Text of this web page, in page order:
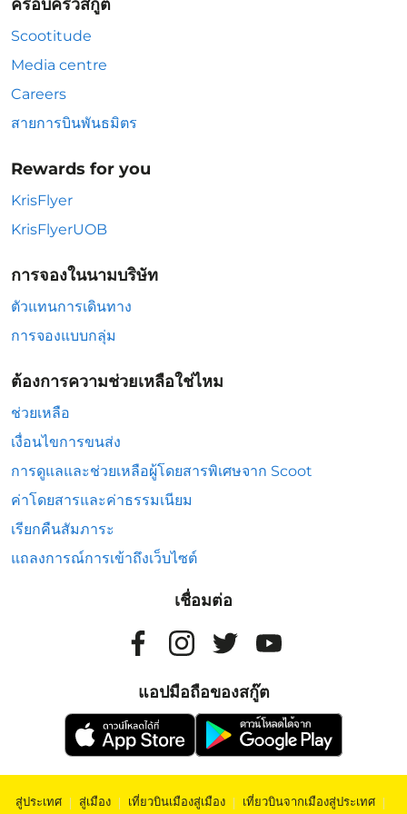
ครอบครัวสกู๊ต
Scootitude
Media centre
Careers
สายการบินพันธมิตร
Rewards for you
KrisFlyer
KrisFlyerUOB
การจองในนามบริษัท
ตัวแทนการเดินทาง
การจองแบบกลุ่ม
ต้องการความช่วยเหลือใช่ไหม
ช่วยเหลือ
เงื่อนไขการขนส่ง
การดูแลและช่วยเหลือผู้โดยสารพิเศษจาก Scoot
ค่าโดยสารและค่าธรรมเนียม
เรียกคืนสัมภาระ
แถลงการณ์การเข้าถึงเว็บไซต์
เชื่อมต่อ
แอปมือถือของสกู๊ต
สู่ประเทศ | สู่เมือง | เที่ยวบินเมืองสู่เมือง | เที่ยวบินจากเมืองสู่ประเทศ |